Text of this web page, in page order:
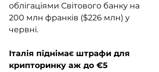
облігаціями Світового банку на
200 млн франків ($226 млн) у
червні.
Італія піднімає штрафи для
крипторинку аж до €5